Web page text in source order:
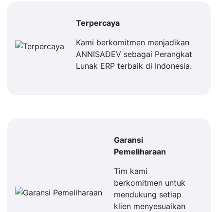
Terpercaya
Kami berkomitmen menjadikan
ANNISADEV sebagai Perangkat
Lunak ERP terbaik di Indonesia.
Garansi
Pemeliharaan
Tim kami
berkomitmen untuk
mendukung setiap
klien menyesuaikan